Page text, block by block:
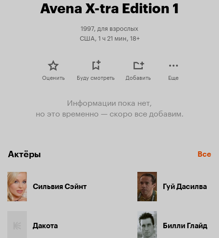
Avena X-tra Edition 1
1997, для взрослых
США, 1 ч 21 мин, 18+
Оценить Буду смотреть Добавить Еще
Информации пока нет,
но это временно — скоро все добавим.
Актёры Все
Сильвия Сэйнт
Дакота
Гуй Дасилва
Билли Глайд